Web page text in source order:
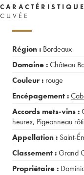
CUVÉE
Région : Bordeaux
Domaine :Château
Couleur : rouge
Encépagement :
Accords mets-vins :
heures, Pigeonneau rôti
Appellation : Saint-
Classement :Grand
Propriétaire :